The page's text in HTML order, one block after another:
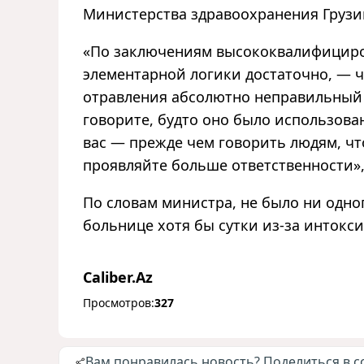
Министерства здравоохранения
«По заключениям
элементарной логики достаточно, —
отравления абсолютно
говорите, будто оно было
вас — прежде чем говорить людям,
проявляйте больше ответственности»
По словам министра, не было ни
больнице хотя бы сутки из-за
Caliber.Az
Просмотров:327